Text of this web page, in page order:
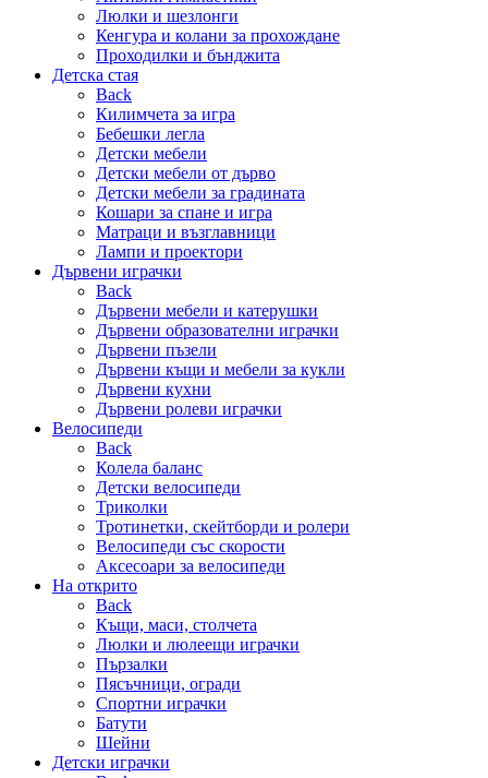
Люлки и шезлонги
Кенгура и колани за прохождане
Проходилки и бънджита
Детска стая
Back
Килимчета за игра
Бебешки легла
Детски мебели
Детски мебели от дърво
Детски мебели за градината
Кошари за спане и игра
Матраци и възглавници
Лампи и проектори
Дървени играчки
Back
Дървени мебели и катерушки
Дървени образователни играчки
Дървени пъзели
Дървени къщи и мебели за кукли
Дървени кухни
Дървени ролеви играчки
Велосипеди
Back
Колела баланс
Детски велосипеди
Триколки
Тротинетки, скейтборди и ролери
Велосипеди със скорости
Аксесоари за велосипеди
На открито
Back
Къщи, маси, столчета
Люлки и люлеещи играчки
Пързалки
Пясъчници, огради
Спортни играчки
Батути
Шейни
Детски играчки